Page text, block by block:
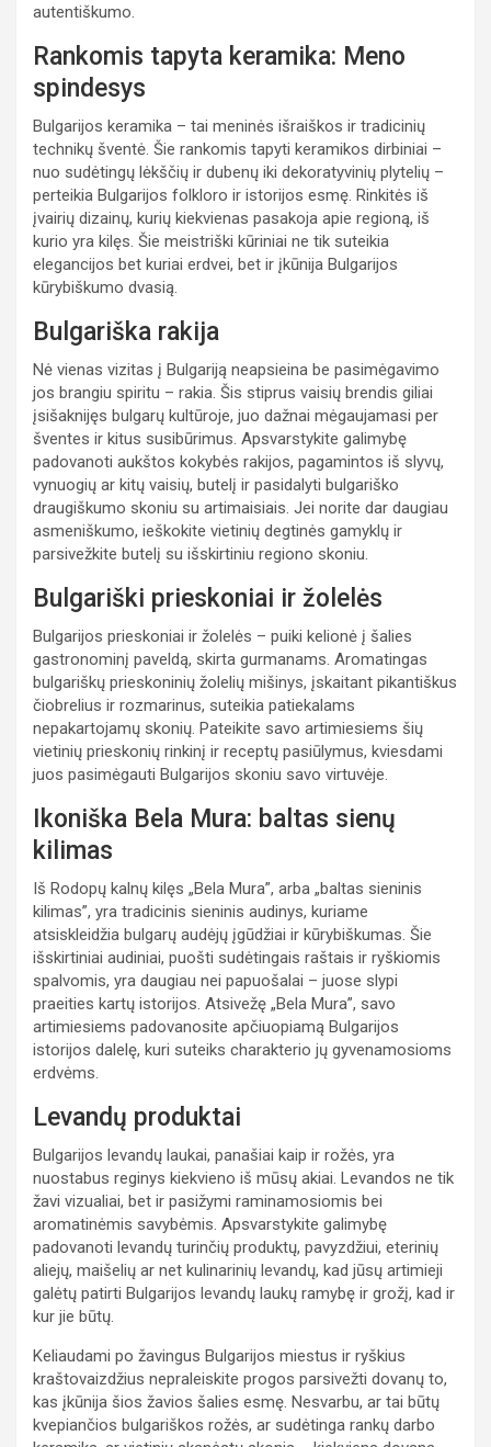
autentiškumo.
Rankomis tapyta keramika: Meno
spindesys
Bulgarijos keramika – tai meninės išraiškos ir tradicinių
technikų šventė. Šie rankomis tapyti keramikos dirbiniai –
nuo sudėtingų lėkščių ir dubenų iki dekoratyvinių plytelių –
perteikia Bulgarijos folkloro ir istorijos esmę. Rinkitės iš
įvairių dizainų, kurių kiekvienas pasakoja apie regioną, iš
kurio yra kilęs. Šie meistriški kūriniai ne tik suteikia
elegancijos bet kuriai erdvei, bet ir įkūnija Bulgarijos
kūrybiškumo dvasią.
Bulgariška rakija
Nė vienas vizitas į Bulgariją neapsieina be pasimėgavimo
jos brangiu spiritu – rakia. Šis stiprus vaisių brendis giliai
įsišaknijęs bulgarų kultūroje, juo dažnai mėgaujamasi per
šventes ir kitus susibūrimus. Apsvarstykite galimybę
padovanoti aukštos kokybės rakijos, pagamintos iš slyvų,
vynuogių ar kitų vaisių, butelį ir pasidalyti bulgariško
draugiškumo skoniu su artimaisiais. Jei norite dar daugiau
asmeniškumo, ieškokite vietinių degtinės gamyklų ir
parsivežkite butelį su išskirtiniu regiono skoniu.
Bulgariški prieskoniai ir žolelės
Bulgarijos prieskoniai ir žolelės – puiki kelionė į šalies
gastronominį paveldą, skirta gurmanams. Aromatingas
bulgariškų prieskoninių žolelių mišinys, įskaitant pikantiškus
čiobrelius ir rozmarinus, suteikia patiekalams
nepakartojamų skonių. Pateikite savo artimiesiems šių
vietinių prieskonių rinkinį ir receptų pasiūlymus, kviesdami
juos pasimėgauti Bulgarijos skoniu savo virtuvėje.
Ikoniška Bela Mura: baltas sienų
kilimas
Iš Rodopų kalnų kilęs „Bela Mura”, arba „baltas sieninis
kilimas”, yra tradicinis sieninis audinys, kuriame
atsiskleidžia bulgarų audėjų įgūdžiai ir kūrybiškumas. Šie
išskirtiniai audiniai, puošti sudėtingais raštais ir ryškiomis
spalvomis, yra daugiau nei papuošalai – juose slypi
praeities kartų istorijos. Atsivežę „Bela Mura”, savo
artimiesiems padovanosite apčiuopiamą Bulgarijos
istorijos dalelę, kuri suteiks charakterio jų gyvenamosioms
erdvėms.
Levandų produktai
Bulgarijos levandų laukai, panašiai kaip ir rožės, yra
nuostabus reginys kiekvieno iš mūsų akiai. Levandos ne tik
žavi vizualiai, bet ir pasižymi raminamosiomis bei
aromatinėmis savybėmis. Apsvarstykite galimybę
padovanoti levandų turinčių produktų, pavyzdžiui, eterinių
aliejų, maišelių ar net kulinarinių levandų, kad jūsų artimieji
galėtų patirti Bulgarijos levandų laukų ramybę ir grožį, kad ir
kur jie būtų.
Keliaudami po žavingus Bulgarijos miestus ir ryškius
kraštovaizdžius nepraleiskite progos parsivežti dovanų to,
kas įkūnija šios žavios šalies esmę. Nesvarbu, ar tai būtų
kvepiančios bulgariškos rožės, ar sudėtinga rankų darbo